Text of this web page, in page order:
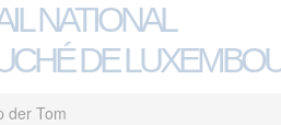
NATIONAL
DE
der Tom